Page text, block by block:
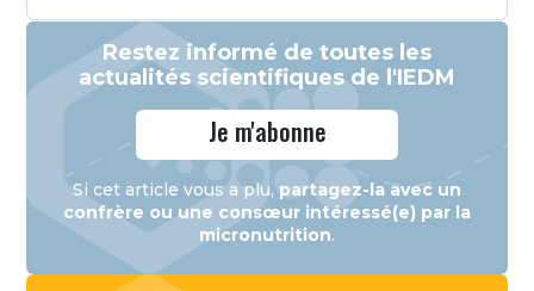
Restez informé de toutes les
actualités scientifiques de l'IEDM
Je m'abonne
Si cet article vous a plu, partagez-la avec un
confrère ou une consœur intéressé(e) par la
micronutrition.